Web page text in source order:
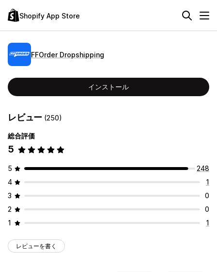
Shopify App Store
FFOrder Dropshipping
インストール
レビュー (250)
総合評価
5
5
248
4
1
3
0
2
0
1
1
レビューを書く